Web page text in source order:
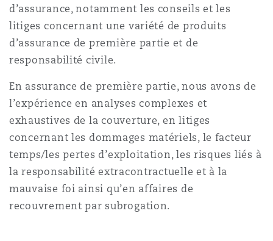
Entretien, réparation et
Droit réglementaire
Satellites et espace
Couverture d’assurance
Droit maritime
Risques politiques et crédit
Responsabilité du fabricant
produits
Bator
Jersey
York
County
d’assurance, notamment les conseils et les
litiges concernant une variété de produits
d’assurance de première partie et de
responsabilité civile.
En assurance de première partie, nous avons de
l’expérience en analyses complexes et
exhaustives de la couverture, en litiges
concernant les dommages matériels, le facteur
temps/les pertes d’exploitation, les risques liés à
la responsabilité extracontractuelle et à la
mauvaise foi ainsi qu’en affaires de
recouvrement par subrogation.